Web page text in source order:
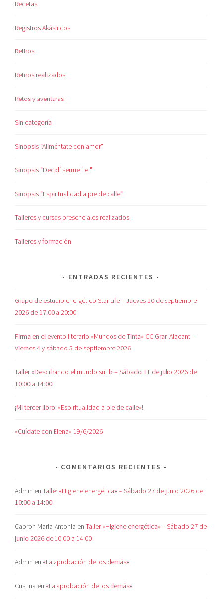
Recetas
Registros Akáshicos
Retiros
Retiros realizados
Retos y aventuras
Sin categoría
Sinopsis "Aliméntate con amor"
Sinopsis "Decidí serme fiel"
Sinopsis "Espiritualidad a pie de calle"
Talleres y cursos presenciales realizados
Talleres y formación
ENTRADAS RECIENTES
Grupo de estudio energético Star Life – Jueves 10 de septiembre
2026 de 17.00 a 20:00
Firma en el evento literario «Mundos de Tinta» CC Gran Alacant –
Viernes 4 y sábado 5 de septiembre 2026
Taller «Descifrando el mundo sutil» – Sábado 11 de julio 2026 de
10:00 a 14:00
¡Mi tercer libro: «Espiritualidad a pie de calle»!
«Cuídate con Elena» 19/6/2026
COMENTARIOS RECIENTES
Admin enTaller «Higiene energética» – Sábado 27 de junio 2026 de
10:00 a 14:00
Capron Maria-Antonia enTaller «Higiene energética» – Sábado 27 de
junio 2026 de 10:00 a 14:00
Admin en «La aprobación de los demás»
Cristina en «La aprobación de los demás»